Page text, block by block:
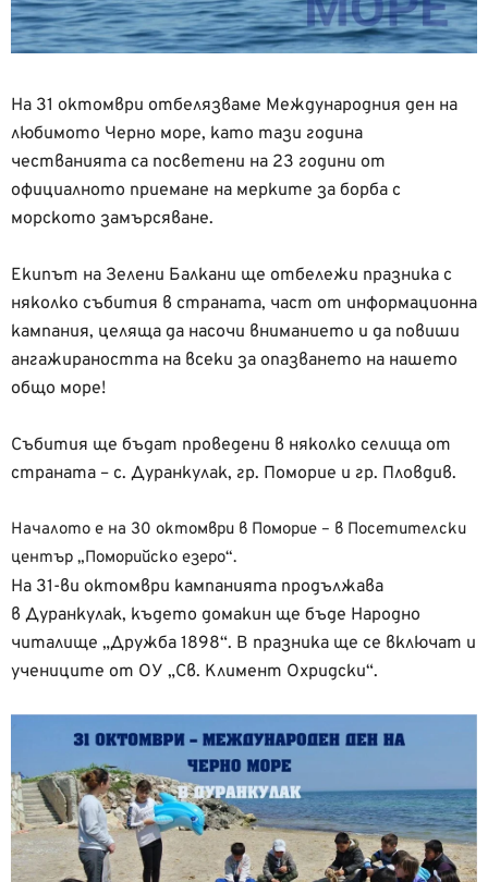
На 31 октомври отбелязваме Международния ден на
любимото Черно море, като тази година
честванията са посветени на 23 години от
официалното приемане на мерките за борба с
морското замърсяване.
Екипът на Зелени Балкани ще отбележи празника с
няколко събития в страната, част от информационна
кампания, целяща да насочи вниманието и да повиши
aнгажираността на всеки за опазването на нашето
общо море!
Събития ще бъдат проведени в няколко селища от
страната – с. Дуранкулак, гр. Поморие и гр. Пловдив.
Началото е на 30 октомври в Поморие – в Посетителски
център „Поморийско езеро“.
На 31-ви октомври кампанията продължава
в Дуранкулак, където домакин ще бъде Народно
читалище „Дружба 1898“. В празника ще се включат и
учениците от ОУ „Св. Климент Охридски“.